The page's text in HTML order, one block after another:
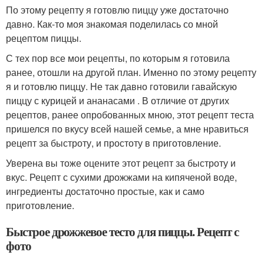
По этому рецепту я готовлю пиццу уже достаточно
давно. Как-то моя знакомая поделилась со мной
рецептом пиццы.
С тех пор все мои рецепты, по которым я готовила
ранее, отошли на другой план. Именно по этому рецепту
я и готовлю пиццу. Не так давно готовили гавайскую
пиццу с курицей и ананасами . В отличие от других
рецептов, ранее опробованных мною, этот рецепт теста
пришелся по вкусу всей нашей семье, а мне нравиться
рецепт за быстроту, и простоту в приготовление.
Уверена вы тоже оцените этот рецепт за быстроту и
вкус. Рецепт с сухими дрожжами на кипяченой воде,
ингредиенты достаточно простые, как и само
приготовление.
Быстрое дрожжевое тесто для пиццы. Рецепт с
фото